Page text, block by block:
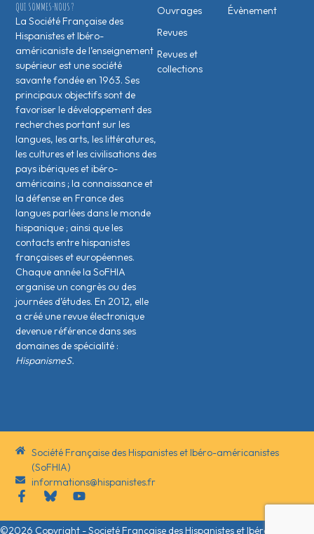
Évènement
Ouvrages
Revues
Revues et
collections
QUI SOMMES-NOUS ?
La Société Française des
Hispanistes et Ibéro-
américaniste de l’enseignement
supérieur est une société
savante fondée en 1963. Ses
principaux objectifs sont de
favoriser le développement des
recherches portant sur les
langues, les arts, les littératures,
les cultures et les civilisations des
pays ibériques et ibéro-
américains ; la connaissance et
la défense en France des
langues parlées dans le monde
hispanique ; ainsi que les
contacts entre hispanistes
français·es et européen·nes.
Chaque année la SoFHIA
organise un congrès ou des
journées d’études. En 2012, elle
a créé une revue électronique
devenue référence dans ses
domaines de spécialité :
HispanismeS.
Société Française des Hispanistes et Ibéro-américanistes
(SoFHIA)
informations@hispanistes.fr
©2026 Copyright - Societé Française des Hispanistes et Ibéro-